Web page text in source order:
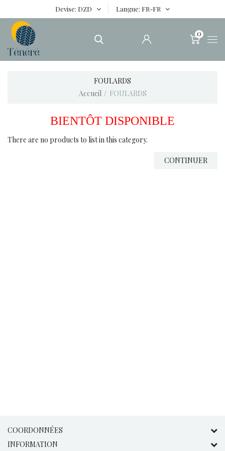
Devise DZD Langue FR-FR
0
FOULARDS
Accueil
FOULARDS
BIENTÔT DISPONIBLE
There are no products to list in this category.
CONTINUER
COORDONNÉES
INFORMATION